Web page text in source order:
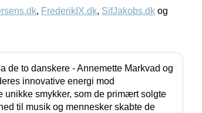
, FrederikIX.dk, SifJakobs.dk og
de to danskere - Annemette Markvad og
innovative energi mod
unikke smykker, som de primært solgte
til musik og mennesker skabte de